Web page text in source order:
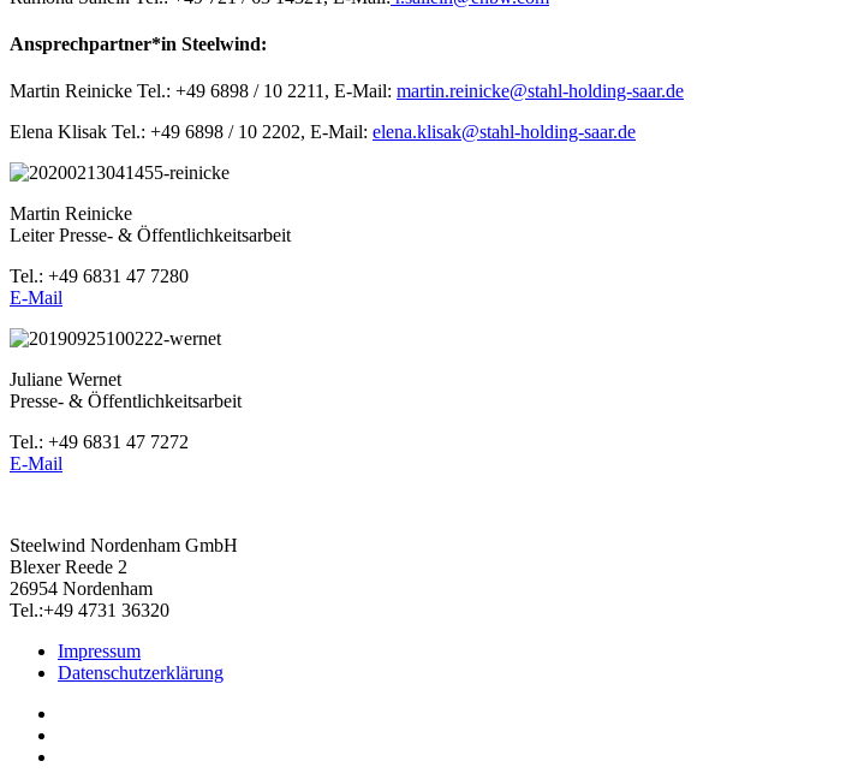
Ansprechpartner*in Steelwind:
Martin Reinicke Tel.: +49 6898 / 10 2211, E-Mail: martin.reinicke@stahl-holding-saar.de
Elena Klisak Tel.: +49 6898 / 10 2202, E-Mail: elena.klisak@stahl-holding-saar.de
Martin Reinicke
Leiter Presse- & Öffentlichkeitsarbeit
Tel.: +49 6831 47 7280
E-Mail
Juliane Wernet
Presse- & Öffentlichkeitsarbeit
Tel.: +49 6831 47 7272
E-Mail
Steelwind Nordenham GmbH
Blexer Reede 2
26954 Nordenham
Tel.:+49 4731 36320
Impressum
Datenschutzerklärung